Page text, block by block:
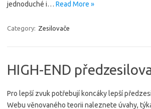
jednoduché i… Read More »
Category: Zesilovače
HIGH-END
Pro lepší zvuk potřebují koncáky lepší
Webu věnovaného teorii naleznete úvahy,